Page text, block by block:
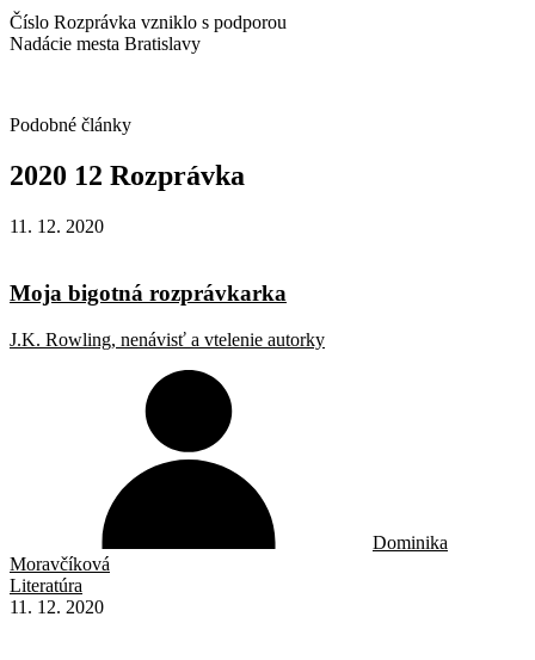
Číslo Rozprávka vzniklo s podporou
Nadácie mesta Bratislavy
Podobné články
2020 12 Rozprávka
11. 12. 2020
Moja bigotná rozprávkarka
J.K. Rowling, nenávisť a vtelenie autorky
Dominika
Moravčíková
Literatúra
11. 12. 2020